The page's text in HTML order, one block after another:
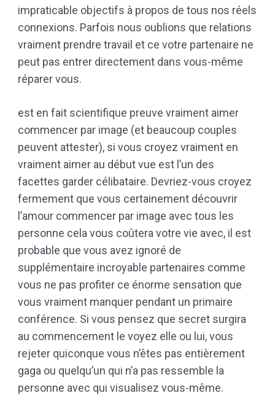
impraticable objectifs à propos de tous nos réels
connexions. Parfois nous oublions que relations
vraiment prendre travail et ce votre partenaire ne
peut pas entrer directement dans vous-même
réparer vous.
est en fait scientifique preuve vraiment aimer
commencer par image (et beaucoup couples
peuvent attester), si vous croyez vraiment en
vraiment aimer au début vue est l’un des
facettes garder célibataire. Devriez-vous croyez
fermement que vous certainement découvrir
l’amour commencer par image avec tous les
personne cela vous coûtera votre vie avec, il est
probable que vous avez ignoré de
supplémentaire incroyable partenaires comme
vous ne pas profiter ce énorme sensation que
vous vraiment manquer pendant un primaire
conférence. Si vous pensez que secret surgira
au commencement le voyez elle ou lui, vous
rejeter quiconque vous n’êtes pas entièrement
gaga ou quelqu’un qui n’a pas ressemble la
personne avec qui visualisez vous-même.